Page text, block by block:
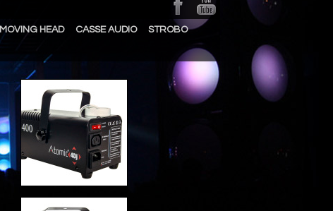
MOVING HEAD CASSE AUDIO STROBO